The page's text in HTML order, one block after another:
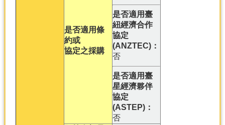
是否適用條
約或
協定之採購
是否適用臺
紐經濟合作
協定
(ANZTEC)：
否
是否適用臺
星經濟夥伴
協定
(ASTEP)：
否